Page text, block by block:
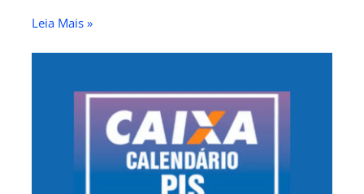
Leia Mais »